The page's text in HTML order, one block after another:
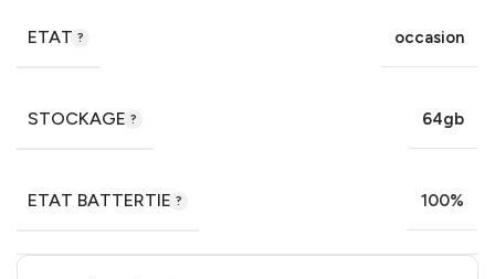
ETAT occasion
STOCKAGE 64gb
ETAT BATTERTIE 100%